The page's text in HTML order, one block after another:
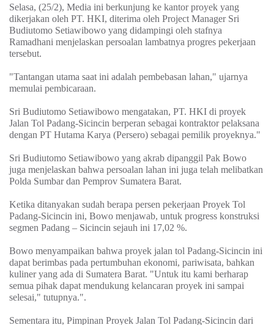
Selasa, (25/2), Media ini berkunjung ke kantor proyek yang
dikerjakan oleh PT. HKI, diterima oleh Project Manager Sri
Budiutomo Setiawibowo yang didampingi oleh stafnya
Ramadhani menjelaskan persoalan lambatnya progres pekerjaan
tersebut.
"Tantangan utama saat ini adalah pembebasan lahan," ujarnya
memulai pembicaraan.
Sri Budiutomo Setiawibowo mengatakan, PT. HKI di proyek
Jalan Tol Padang-Sicincin berperan sebagai kontraktor pelaksana
dengan PT Hutama Karya (Persero) sebagai pemilik proyeknya."
Sri Budiutomo Setiawibowo yang akrab dipanggil Pak Bowo
juga menjelaskan bahwa persoalan lahan ini juga telah melibatkan
Polda Sumbar dan Pemprov Sumatera Barat.
Ketika ditanyakan sudah berapa persen pekerjaan Proyek Tol
Padang-Sicincin ini, Bowo menjawab, untuk progress konstruksi
segmen Padang – Sicincin sejauh ini 17,02 %.
Bowo menyampaikan bahwa proyek jalan tol Padang-Sicincin ini
dapat berimbas pada pertumbuhan ekonomi, pariwisata, bahkan
kuliner yang ada di Sumatera Barat. "Untuk itu kami berharap
semua pihak dapat mendukung kelancaran proyek ini sampai
selesai," tutupnya.".
Sementara itu, Pimpinan Proyek Jalan Tol Padang-Sicincin dari